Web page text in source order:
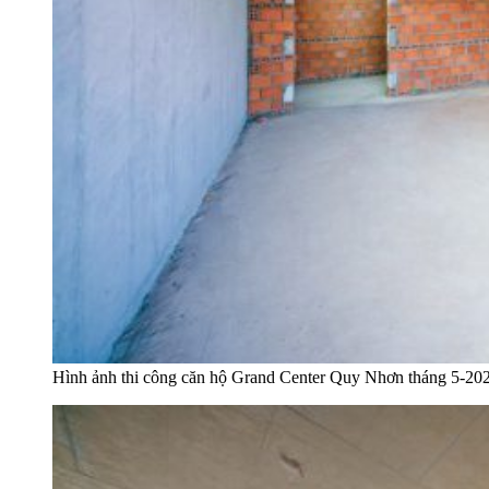
Hình ảnh thi công căn hộ Grand Center Quy Nhơn tháng 5-